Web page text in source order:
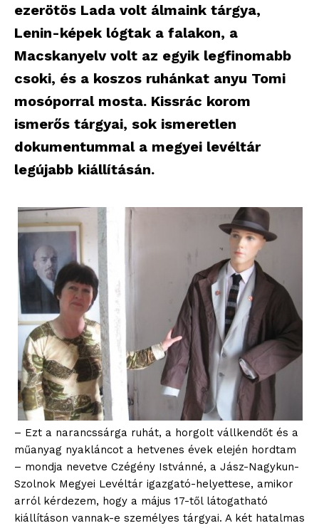
ezerötös Lada volt álmaink tárgya,
Lenin-képek lógtak a falakon, a
Macskanyelv volt az egyik legfinomabb
csoki, és a koszos ruhánkat anyu Tomi
mosóporral mosta. Kissrác korom
ismerős tárgyai, sok ismeretlen
dokumentummal a megyei levéltár
legújabb kiállításán.
– Ezt a narancssárga ruhát, a horgolt vállkendőt és a
műanyag nyakláncot a hetvenes évek elején hordtam
– mondja nevetve Czégény Istvánné, a Jász-Nagykun-
Szolnok Megyei Levéltár igazgató-helyettese, amikor
arról kérdezem, hogy a május 17-től látogatható
kiállításon vannak-e személyes tárgyai. A két hatalmas